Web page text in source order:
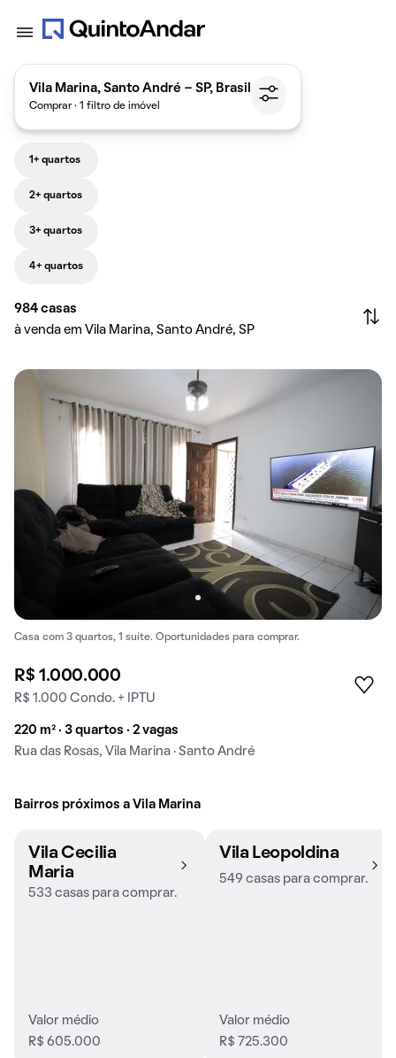
Vila Marina, Santo André - SP, Brasil
Comprar · 1 filtro de imóvel
1+ quartos
2+ quartos
3+ quartos
4+ quartos
984 casas
à venda em Vila Marina, Santo André, SP
Casa com 3 quartos, 1 suíte. Oportunidades para comprar.
R$ 1.000.000
R$ 1.000 Condo. + IPTU
220 m² · 3 quartos · 2 vagas
Rua das Rosas, Vila Marina · Santo André
Bairros próximos a Vila Marina
Vila Cecilia
Maria
533 casas para comprar.
Valor médio
R$ 605.000
Vila Leopoldina
549 casas para comprar.
Valor médio
R$ 725.300